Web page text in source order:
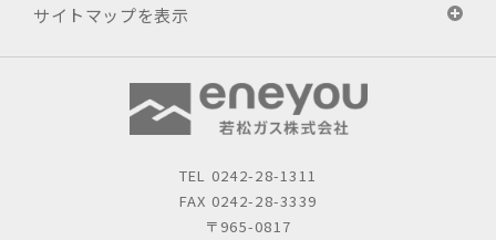
サイトマップを表示
TEL 0242-28-1311
FAX 0242-28-3339
〒965-0817